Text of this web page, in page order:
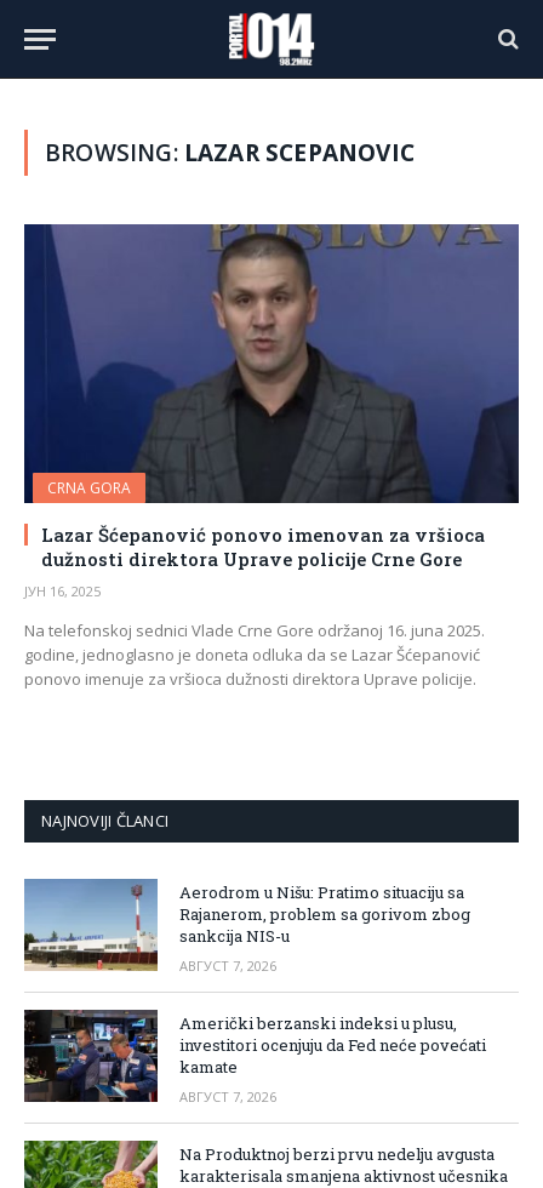
BROWSING: LAZAR SCEPANOVIC
CRNA GORA
Lazar Šćepanović ponovo imenovan za vršioca
dužnosti direktora Uprave policije Crne Gore
ЈУН 16, 2025
Na telefonskoj sednici Vlade Crne Gore održanoj 16. juna 2025.
godine, jednoglasno je doneta odluka da se Lazar Šćepanović
ponovo imenuje za vršioca dužnosti direktora Uprave policije.
NAJNOVIJI ČLANCI
Aerodrom u Nišu: Pratimo situaciju sa
Rajanerom, problem sa gorivom zbog
sankcija NIS-u
АВГУСТ 7, 2026
Američki berzanski indeksi u plusu,
investitori ocenjuju da Fed neće povećati
kamate
АВГУСТ 7, 2026
Na Produktnoj berzi prvu nedelju avgusta
karakterisala smanjena aktivnost učesnika